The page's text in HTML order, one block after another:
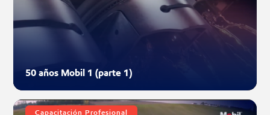
50 años Mobil 1 (parte 1)
Capacitación Profesional